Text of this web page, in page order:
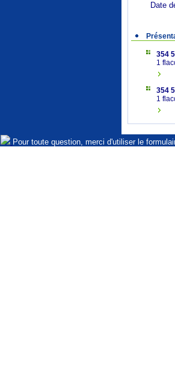
Date
354
1
354
1
Pour toute question, merci d'utiliser le